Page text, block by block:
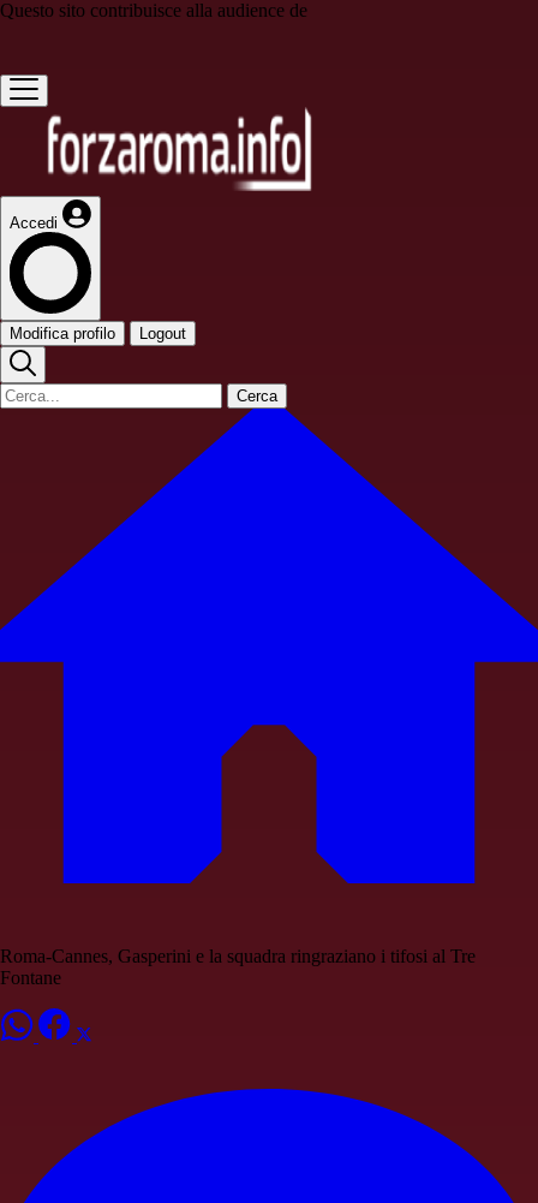
Questo sito contribuisce alla audience de
Accedi
Modifica profilo Logout
Cerca
Roma-Cannes, Gasperini e la squadra ringraziano i tifosi al Tre
Fontane